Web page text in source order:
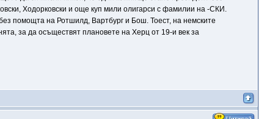
Ходорковски и още куп мили олигарси с фамилии на -СКИ.
помощта на Ротшилд, Вартбург и Бош. Тоест, на немските
за да осъществят плановете на Херц от 19-и век за